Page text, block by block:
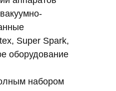
Super Spark,
оборудование
набором